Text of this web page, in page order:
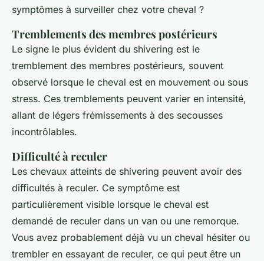
symptômes à surveiller chez votre cheval ?
Tremblements des membres postérieurs
Le signe le plus évident du shivering est le
tremblement des membres postérieurs, souvent
observé lorsque le cheval est en mouvement ou sous
stress. Ces tremblements peuvent varier en intensité,
allant de légers frémissements à des secousses
incontrôlables.
Difficulté à reculer
Les chevaux atteints de shivering peuvent avoir des
difficultés à reculer. Ce symptôme est
particulièrement visible lorsque le cheval est
demandé de reculer dans un van ou une remorque.
Vous avez probablement déjà vu un cheval hésiter ou
trembler en essayant de reculer, ce qui peut être un